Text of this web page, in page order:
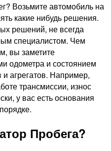
Возьмите автомобиль на
какие нибудь решения.
решений, не всегда
специалистом. Чем
вы заметите
одометра и состоянием
агрегатов. Например,
трансмиссии, износ
у вас есть основания
Пробега?